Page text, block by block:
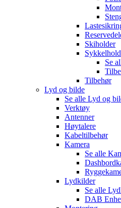
Skiholder
Se
Tilbehør
Lyd og bilde
Se alle Lyd og
Verktøy
Antenner
Høytalere
Kabeltilbehør
Kamera
Se alle
Lydkilder
Se alle
DAB